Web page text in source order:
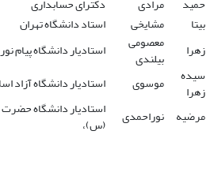
حمید
مرادی
دکترای حسابداری
بیتا
مشایخی استاد دانشگاه تهران
زهرا
معصومی
بیلندی استادیار دانشگاه پیام نور
سیده
زهرا موسوی
استادیار دانشگاه آزاد
مرضیه نوراحمدی استادیار دانشگاه
(س)،